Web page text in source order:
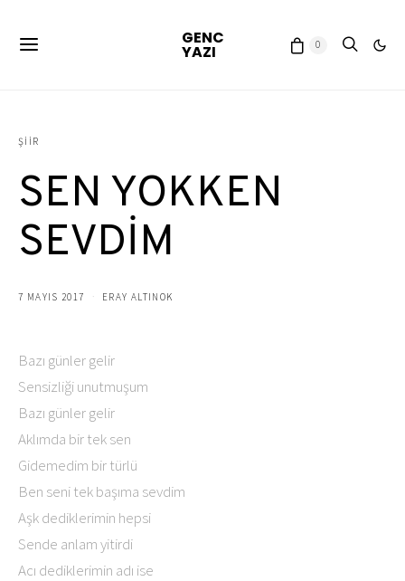
GENC
YAZI 0
ŞIIR
SEN YOKKEN
SEVDİM
7 MAYIS 2017 ERAY ALTINOK
Bazı günler gelir
Sensizliği unutmuşum
Bazı günler gelir
Aklımda bir tek sen
Gidemedim bir türlü
Ben seni tek başıma sevdim
Aşk dediklerimin hepsi
Sende anlam yitirdi
Acı dediklerimin adı ise